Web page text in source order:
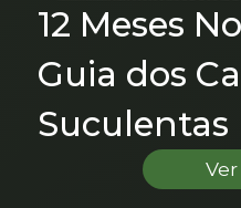
12 Meses
Guia dos
Suculentas